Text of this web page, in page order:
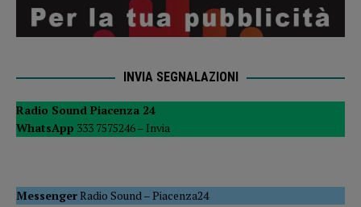
INVIA SEGNALAZIONI
Radio Sound Piacenza 24
WhatsApp 333 7575246 – Invia
MessengerRadio Sound–Piacenza24